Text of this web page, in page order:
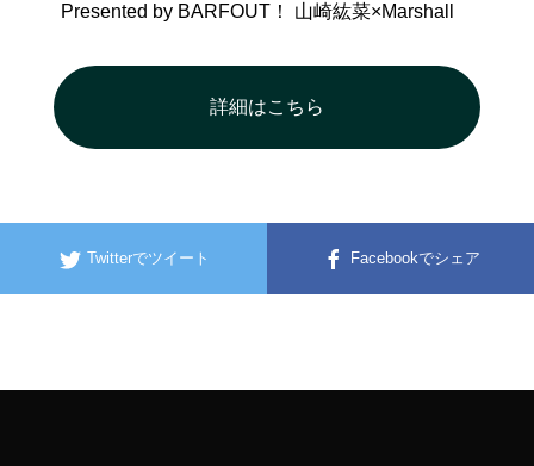
Presented by BARFOUT！ 山崎紘菜×Marshall
詳細はこちら
Twitterでツイート Facebookでシェア